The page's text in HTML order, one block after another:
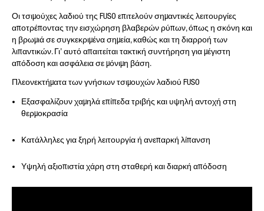
Οι τσιμούχες λαδιού της FUSO επιτελούν σημαντικές λειτουργίες
αποτρέποντας την εισχώρηση βλαβερών ρύπων, όπως η σκόνη και
η βρωμιά σε συγκεκριμένα σημεία, καθώς και τη διαρροή των
λιπαντικών. Γι’ αυτό απαιτείται τακτική συντήρηση για μέγιστη
απόδοση και ασφάλεια σε μόνιμη βάση.
Πλεονεκτήματα των γνήσιων τσιμουχών λαδιού FUSO
Εξασφαλίζουν χαμηλά επίπεδα τριβής και υψηλή αντοχή στη
θερμοκρασία
Κατάλληλες για ξηρή λειτουργία ή ανεπαρκή λίπανση
Υψηλή αξιοπιστία χάρη στη σταθερή και διαρκή απόδοση